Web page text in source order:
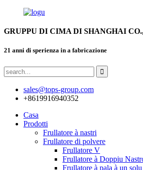
GRUPPU DI CIMA DI SHANGHAI
21 anni di sperienza in a fabricazione
sales@tops-group.com
+8619916940352
Casa
Prodotti
Frullatore à nastri
Frullatore di polvere
Frullatore V
Frullatore à Doppiu
Frullatore à pala à un